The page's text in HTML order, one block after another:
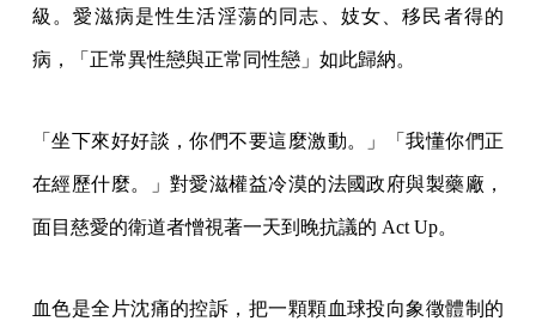
級。愛滋病是性生活淫蕩的同志、妓女、移民者得的
病，「正常異性戀與正常同性戀」如此歸納。
「坐下來好好談，你們不要這麼激動。」「我懂你們正
在經歷什麼。」對愛滋權益冷漠的法國政府與製藥廠，
面目慈愛的衛道者憎視著一天到晚抗議的 Act Up。
血色是全片沈痛的控訴，把一顆顆血球投向象徵體制的